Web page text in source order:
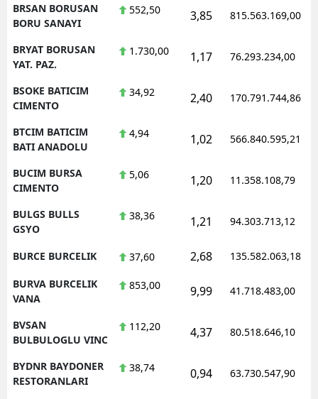
BRSAN BORUSAN
BORU SANAYI
552,50 3,85 815.563.169,00
BRYAT BORUSAN
YAT. PAZ.
1.730,00 1,17 76.293.234,00
BSOKE BATICIM
CIMENTO
34,92 2,40 170.791.744,86
BTCIM BATICIM
BATI ANADOLU
4,94 1,02 566.840.595,21
BUCIM BURSA
CIMENTO
5,06 1,20 11.358.108,79
BULGS BULLS
GSYO
38,36 1,21 94.303.713,12
BURCE BURCELIK 37,60 2,68 135.582.063,18
BURVA BURCELIK
VANA
853,00 9,99 41.718.483,00
BVSAN
BULBULOGLU VINC
112,20 4,37 80.518.646,10
BYDNR BAYDONER
RESTORANLARI
38,74 0,94 63.730.547,90